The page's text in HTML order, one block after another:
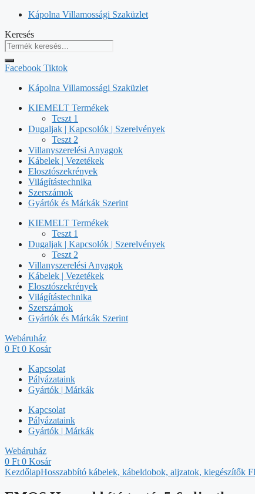
Kilépés
tartalomba
Kápolna Villamossági Szaküzlet
Keresés
Facebook Tiktok
Kápolna Villamossági Szaküzlet
KIEMELT Termékek
Teszt 1
Dugaljak | Kapcsolók | Szerelvények
Teszt 2
Villanyszerelési Anyagok
Kábelek | Vezetékek
Elosztószekrények
Világítástechnika
Szerszámok
Gyártók és Márkák Szerint
KIEMELT Termékek
Teszt 1
Dugaljak | Kapcsolók | Szerelvények
Teszt 2
Villanyszerelési Anyagok
Kábelek | Vezetékek
Elosztószekrények
Világítástechnika
Szerszámok
Gyártók és Márkák Szerint
Webáruház
0 Ft 0 Kosár
Kapcsolat
Pályázataink
Gyártók | Márkák
Kapcsolat
Pályázataink
Gyártók | Márkák
Webáruház
0 Ft 0 Kosár
KezdőlapHosszabbító kábelek, kábeldobok, aljzatok,